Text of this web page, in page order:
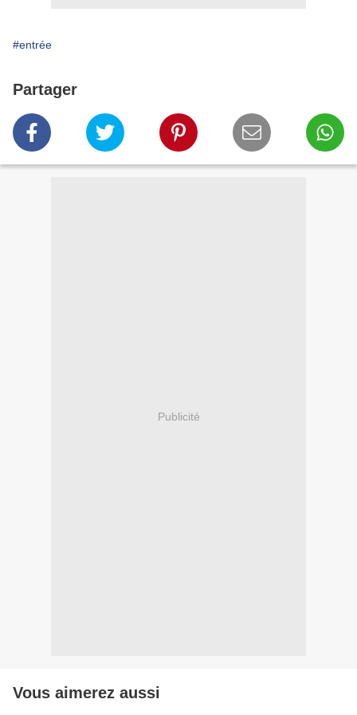
#entrée
Partager
Publicité
Vous aimerez aussi